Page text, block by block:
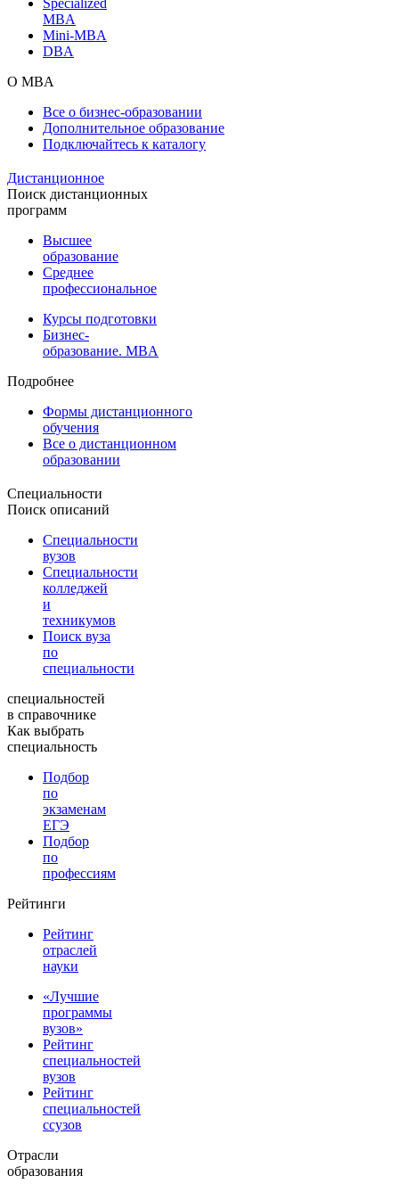
MBA
Mini-MBA
DBA
О MBA
Все о бизнес-образовании
Дополнительное образование
Подключайтесь к каталогу
Дистанционное
Поиск дистанционных
программ
Высшее
образование
Среднее
профессиональное
Курсы подготовки
Бизнес-
образование. MBA
Подробнее
Формы дистанционного
обучения
Все о дистанционном
образовании
Специальности
Поиск описаний
Специальности
вузов
Специальности
колледжей
и
техникумов
Поиск вуза
по
специальности
специальностей
в справочнике
Как выбрать
специальность
Подбор
по
экзаменам
ЕГЭ
Подбор
по
профессиям
Рейтинги
Рейтинг
отраслей
науки
«Лучшие
программы
вузов»
Рейтинг
специальностей
вузов
Рейтинг
специальностей
ссузов
Отрасли
образования